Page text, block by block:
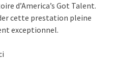
d’America’s Got Talent.
cette prestation pleine
exceptionnel.